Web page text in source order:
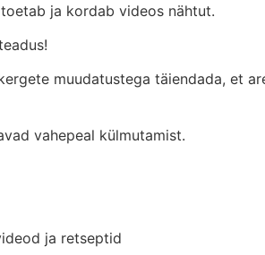
ja kordab videos nähtut.
muudatustega täiendada, et
vahepeal külmutamist.
ja retseptid